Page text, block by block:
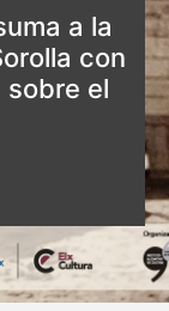
a la
con
el